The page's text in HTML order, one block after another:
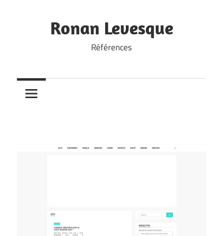
Ronan Levesque
Références